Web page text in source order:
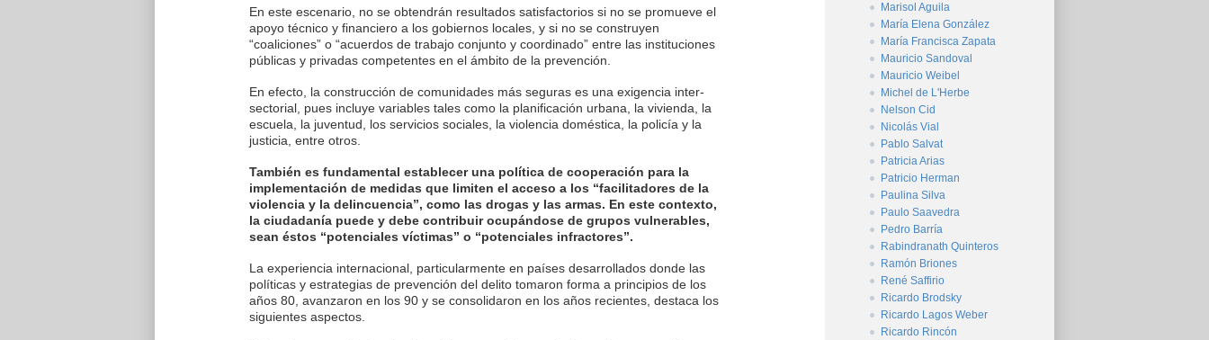
En este escenario, no se obtendrán resultados satisfactorios si no se promueve el
apoyo técnico y financiero a los gobiernos locales, y si no se construyen
“coaliciones” o “acuerdos de trabajo conjunto y coordinado” entre las instituciones
públicas y privadas competentes en el ámbito de la prevención.
En efecto, la construcción de comunidades más seguras es una exigencia inter-
sectorial, pues incluye variables tales como la planificación urbana, la vivienda, la
escuela, la juventud, los servicios sociales, la violencia doméstica, la policía y la
justicia, entre otros.
También es fundamental establecer una política de cooperación para la
implementación de medidas que limiten el acceso a los “facilitadores de la
violencia y la delincuencia”, como las drogas y las armas. En este contexto,
la ciudadanía puede y debe contribuir ocupándose de grupos vulnerables,
sean éstos “potenciales víctimas” o “potenciales infractores”.
La experiencia internacional, particularmente en países desarrollados donde las
políticas y estrategias de prevención del delito tomaron forma a principios de los
años 80, avanzaron en los 90 y se consolidaron en los años recientes, destaca los
siguientes aspectos.
Marisol Aguila
María Elena González
María Francisca Zapata
Mauricio Sandoval
Mauricio Weibel
Michel de L'Herbe
Nelson Cid
Nicolás Vial
Pablo Salvat
Patricia Arias
Patricio Herman
Paulina Silva
Paulo Saavedra
Pedro Barría
Rabindranath Quinteros
Ramón Briones
René Saffirio
Ricardo Brodsky
Ricardo Lagos Weber
Ricardo Rincón